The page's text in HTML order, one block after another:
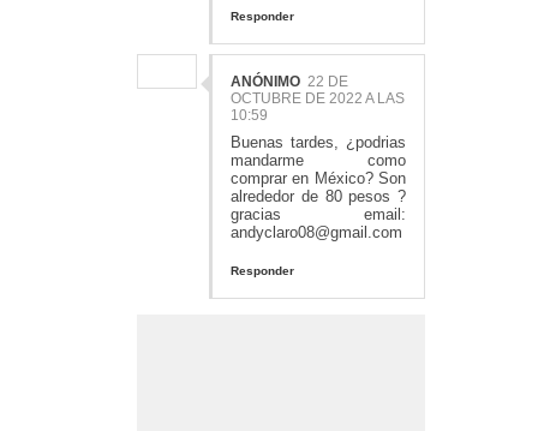
Responder
ANÓNIMO 22 DE
OCTUBRE DE 2022 A LAS
10:59
Buenas tardes, ¿podrias
mandarme como
comprar en México? Son
alrededor de 80 pesos ?
gracias email:
andyclaro08@gmail.com
Responder